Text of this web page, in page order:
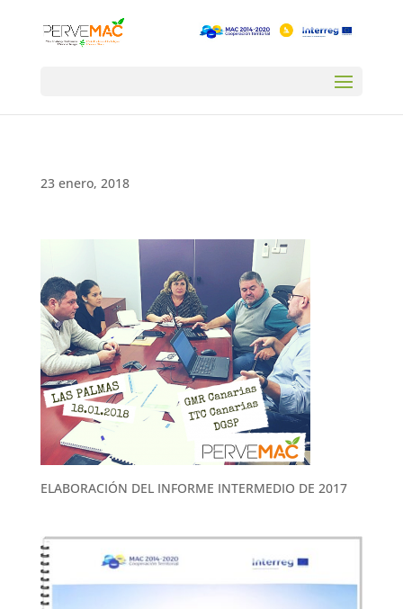
23 enero, 2018
ELABORACIÓN DEL INFORME INTERMEDIO DE 2017